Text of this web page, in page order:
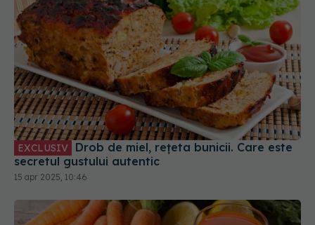
EXCLUSIV Drob de miel, rețeta bunicii. Care este
secretul gustului autentic
15 apr 2025, 10:46